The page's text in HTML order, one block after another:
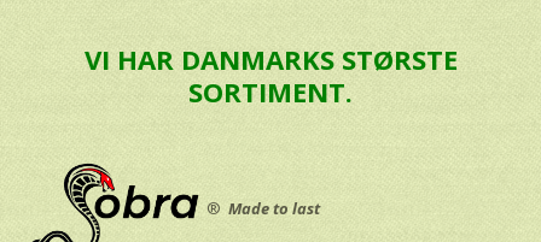
VI HAR DANMARKS STØRSTE
SORTIMENT.
® Made to last